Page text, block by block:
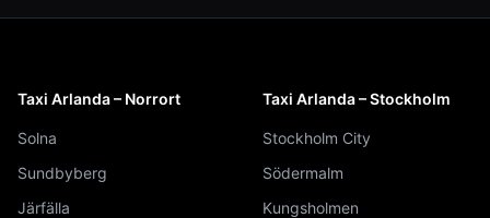
Taxi Arlanda – Norrort
Solna
Sundbyberg
Järfälla
Taxi Arlanda – Stockholm
Stockholm City
Södermalm
Kungsholmen